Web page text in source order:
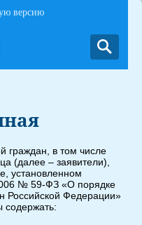
версию
граждан, в том числе
(далее – заявители),
установленном
№ 59-ФЗ «О порядке
Российской Федерации»
содержать: